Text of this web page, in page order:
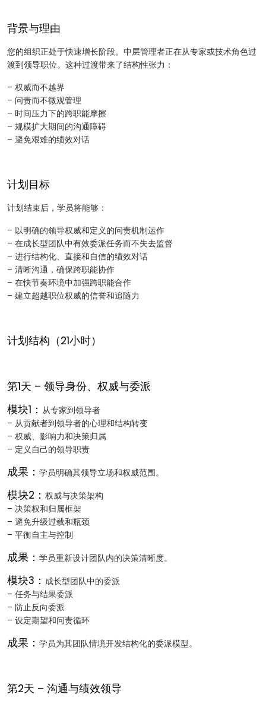
背景与理由
您的组织正处于快速增长阶段。中层管理者正在从专家或技术角色过
渡到领导职位。这种过渡带来了结构性张力：
– 权威而不越界
– 问责而不微观管理
– 时间压力下的跨职能摩擦
– 规模扩大期间的沟通障碍
– 避免艰难的绩效对话
计划目标
计划结束后，学员将能够：
– 以明确的领导权威和定义的问责机制运作
– 在成长型团队中有效委派任务而不失去监督
– 进行结构化、直接和自信的绩效对话
– 清晰沟通，确保跨职能协作
– 在快节奏环境中加强跨职能合作
– 建立超越职位权威的信誉和追随力
计划结构（21小时）
第1天 – 领导身份、权威与委派
模块1： 从专家到领导者
– 从贡献者到领导者的心理和结构转变
– 权威、影响力和决策归属
– 定义自己的领导职责
成果： 学员明确其领导立场和权威范围。
模块2： 权威与决策架构
– 决策权和归属框架
– 避免升级过载和瓶颈
– 平衡自主与控制
成果： 学员重新设计团队内的决策清晰度。
模块3： 成长型团队中的委派
– 任务与结果委派
– 防止反向委派
– 设定期望和问责循环
成果： 学员为其团队情境开发结构化的委派模型。
第2天 – 沟通与绩效领导